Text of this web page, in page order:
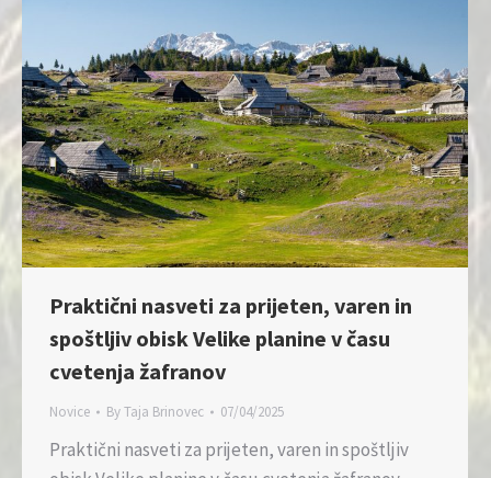
Praktični nasveti za prijeten, varen in
spoštljiv obisk Velike planine v času
cvetenja žafranov
Novice ByTaja Brinovec 07/04/2025
Praktični nasveti za prijeten, varen in spoštljiv